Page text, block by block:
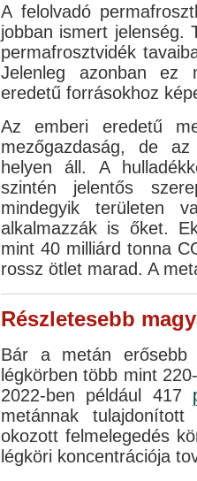
A felolvadó
jobban ismert jelenség.
permafrosztvidék
Jelenleg azonban ez
eredetű forrásokhoz
Az emberi eredetű
mezőgazdaság, de
helyen áll. A
szintén jelentős
mindegyik területen
alkalmazzák is őket.
mint 40 milliárd tonna
rossz ötlet marad. A
Részletesebb
Bár a metán
légkörben több mint
2022-ben például 417
metánnak
okozott felmelegedés
légköri koncentrációja